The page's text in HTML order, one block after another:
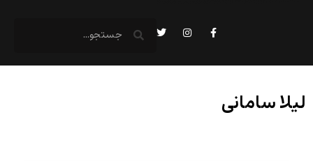
لیلا سامانی